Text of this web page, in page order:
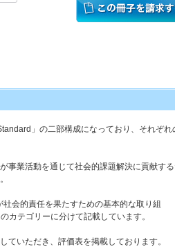
」の二部構成になっており、それぞれ
事業活動を通じて社会的課題解決に貢献す
会的責任を果たすための基本的な取り組
カテゴリーに分けて記載しています。
ていただき、評価表を掲載しております。